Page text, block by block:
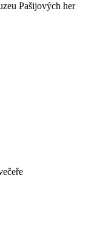
Pašijových her